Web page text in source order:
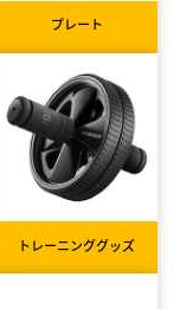
プレート
トレーニンググッズ